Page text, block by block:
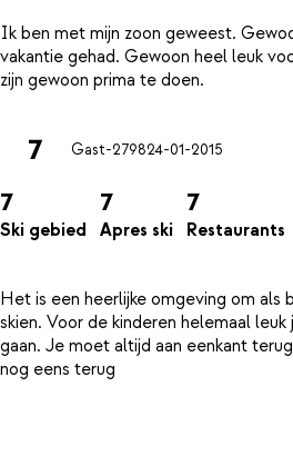
Ik ben met mijn zoon geweest.
vakantie gehad. Gewoon heel leuk
7 Gast-279824-01-2015
7
Ski gebied
7
Apres ski
7
Restaurants
Het is een heerlijke omgeving om als
skien. Voor de kinderen helemaal
gaan. Je moet altijd aan eenkant
nog eens terug